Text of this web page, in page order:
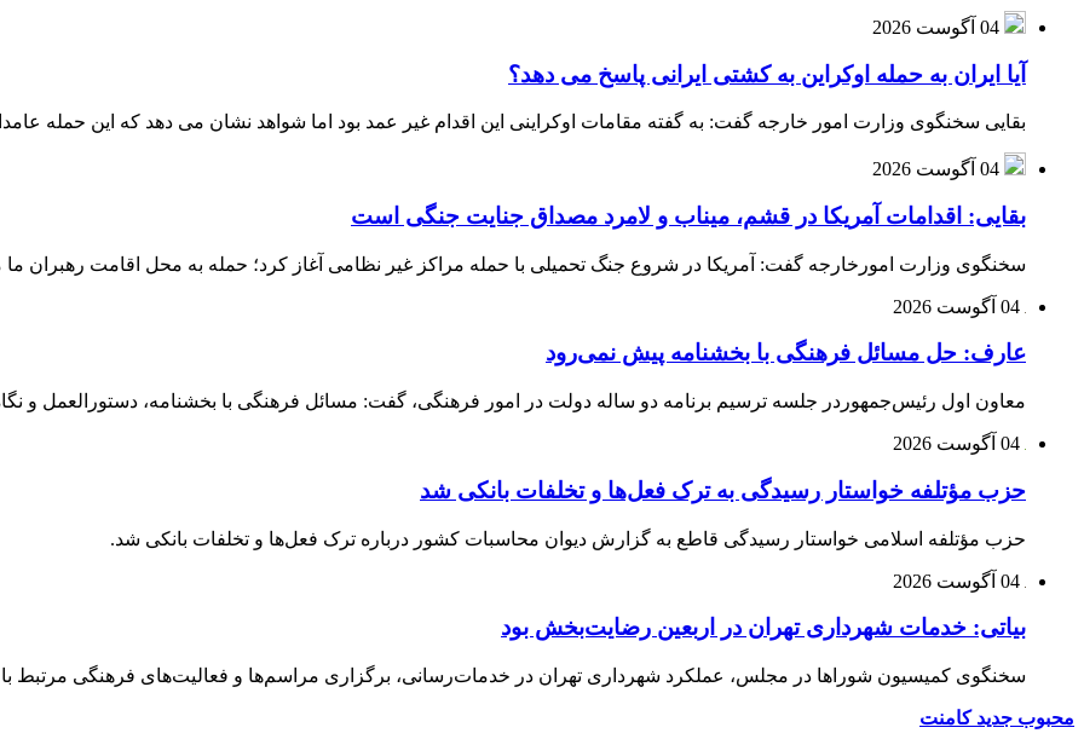
04 آگوست 2026
آیا ایران به حمله اوکراین به کشتی ایرانی پاسخ می دهد؟
بقایی سخنگوی وزارت امور خارجه گفت: به گفته مقامات اوکراینی این اقدام غیر عمد بود اما شواهد نشان می دهد که این حمله
04 آگوست 2026
بقایی: اقدامات آمریکا در قشم، میناب و لامرد مصداق جنایت جنگی است
سخنگوی وزارت امورخارجه گفت: آمریکا در شروع جنگ تحمیلی با حمله مراکز غیر نظامی آغاز کرد؛ حمله به محل اقامت رهبران ما
04 آگوست 2026
عارف: حل مسائل فرهنگی با بخشنامه پیش نمی‌رود
معاون اول رئیس‌جمهوردر جلسه ترسیم برنامه دو ساله دولت در امور فرهنگی، گفت: مسائل فرهنگی با بخشنامه، دستورالعمل و
04 آگوست 2026
حزب مؤتلفه خواستار رسیدگی به ترک فعل‌ها و تخلفات بانکی شد
حزب مؤتلفه اسلامی خواستار رسیدگی قاطع به گزارش دیوان محاسبات کشور درباره ترک فعل‌ها و تخلفات بانکی شد.
04 آگوست 2026
بیاتی: خدمات شهرداری تهران در اربعین رضایت‌بخش بود
سخنگوی کمیسیون شوراها در مجلس، عملکرد شهرداری تهران در خدمات‌رسانی، برگزاری مراسم‌ها و فعالیت‌های فرهنگی مرتبط با
محبوب جدیدکامنت